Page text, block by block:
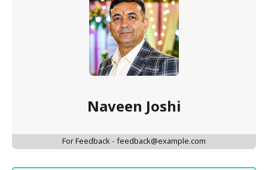
Naveen Joshi
For Feedback - feedback@example.com